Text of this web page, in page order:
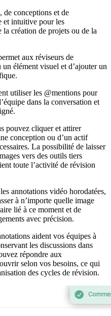
de conceptions et de
et intuitive pour les
création de projets ou de la
aux réviseurs de
élément visuel et d’ajouter un
utiliser les @mentions pour
dans la conversation et
pouvez cliquer et attirer
conception ou d’un actif
La possibilité de laisser
vers des outils tiers
toute l’activité de révision
annotations vidéo horodatées,
à n’importe quelle image
lié à ce moment et de
avec précision.
aident vos équipes à
les discussions dans
répondre aux
selon vos besoins, ce qui
des cycles de révision.